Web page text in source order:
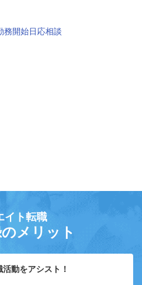
務開始日応相談
イト転職
メリット
動をアシスト！